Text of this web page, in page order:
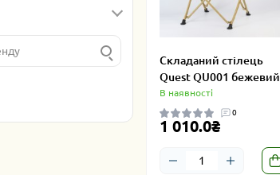
Складаний стілець
Quest QU001 бежевий
В наявності
0
1 010.0₴